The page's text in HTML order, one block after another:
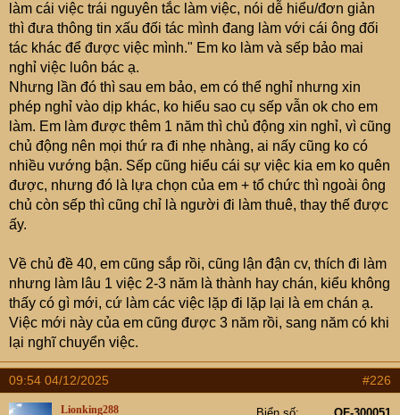
làm cái việc trái nguyên tắc làm việc, nói dễ hiểu/đơn giản
thì đưa thông tin xấu đối tác mình đang làm với cái ông đối
tác khác để được việc mình." Em ko làm và sếp bảo mai
nghỉ việc luôn bác ạ.
Nhưng lần đó thì sau em bảo, em có thể nghỉ nhưng xin
phép nghỉ vào dịp khác, ko hiểu sao cụ sếp vẫn ok cho em
làm. Em làm được thêm 1 năm thì chủ động xin nghỉ, vì cũng
chủ động nên mọi thứ ra đi nhẹ nhàng, ai nấy cũng ko có
nhiều vướng bận. Sếp cũng hiểu cái sự việc kia em ko quên
được, nhưng đó là lựa chọn của em + tổ chức thì ngoài ông
chủ còn sếp thì cũng chỉ là người đi làm thuê, thay thế được
ấy.
Về chủ đề 40, em cũng sắp rồi, cũng lận đận cv, thích đi làm
nhưng làm lâu 1 việc 2-3 năm là thành hay chán, kiểu không
thấy có gì mới, cứ làm các việc lặp đi lặp lại là em chán ạ.
Việc mới này của em cũng được 3 năm rồi, sang năm có khi
lại nghĩ chuyển việc.
09:54 04/12/2025 #226
Lionking288